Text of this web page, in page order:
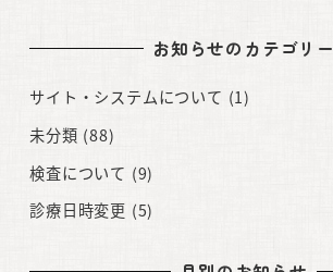
お知らせのカテゴリー
サイト・システムについて (1)
未分類 (88)
検査について (9)
診療日時変更 (5)